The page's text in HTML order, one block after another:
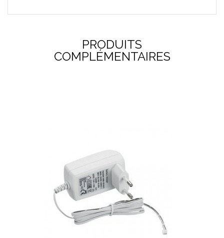
PRODUITS
COMPLÉMENTAIRES